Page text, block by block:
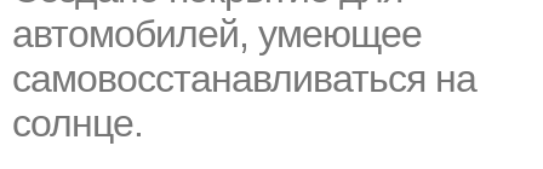
автомобилей, умеющее
самовосстанавливаться на
солнце.